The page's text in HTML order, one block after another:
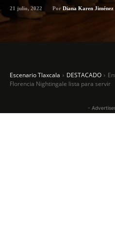
21 julio, 2022 Por Diana Karen Jiménez
Escenario Tlaxcala DESTACADO
Florencia Nightingale lista para servir
-